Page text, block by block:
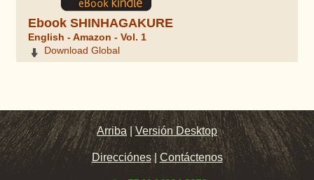
Ebook SHINHAGAKURE
English - Amazon - Vol. 1
Download Global
Arriba |Versión Desktop
Direcciónes| Contáctenos